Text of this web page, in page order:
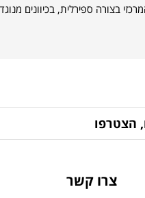
בצורה ספירלית, בכיוונים
הצטרפו
צרו קשר